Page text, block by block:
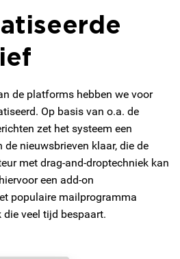
de platforms hebben we voor
Op basis van o.a. de
zet het systeem een
nieuwsbrieven klaar, die de
met drag-and-droptechniek kan
een add-on
populaire mailprogramma
veel tijd bespaart.